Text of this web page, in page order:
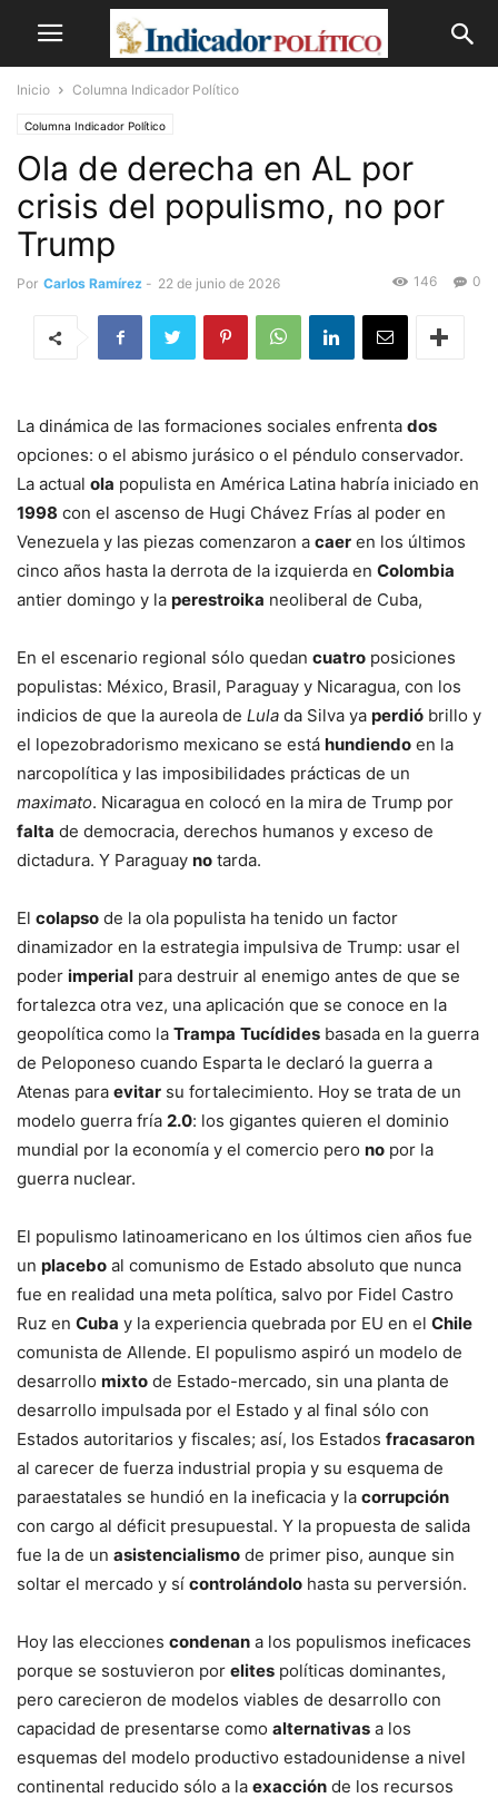
Inicio Columna Indicador Político
Columna Indicador Político
Ola de derecha en AL por
crisis del populismo, no por
Trump
Por Carlos Ramírez - 22 de junio de 2026 0
146
La dinámica de las formaciones sociales enfrenta dos
opciones: o el abismo jurásico o el péndulo conservador.
La actual ola populista en América Latina habría iniciado en
1998 con el ascenso de Hugi Chávez Frías al poder en
Venezuela y las piezas comenzaron a caer en los últimos
cinco años hasta la derrota de la izquierda en Colombia
antier domingo y la perestroika neoliberal de Cuba,
En el escenario regional sólo quedan cuatro posiciones
populistas: México, Brasil, Paraguay y Nicaragua, con los
indicios de que la aureola de Lula da Silva ya perdió brillo y
el lopezobradorismo mexicano se está hundiendo en la
narcopolítica y las imposibilidades prácticas de un
maximato. Nicaragua en colocó en la mira de Trump por
falta de democracia, derechos humanos y exceso de
dictadura. Y Paraguay no tarda.
El colapso de la ola populista ha tenido un factor
dinamizador en la estrategia impulsiva de Trump: usar el
poder imperial para destruir al enemigo antes de que se
fortalezca otra vez, una aplicación que se conoce en la
geopolítica como la Trampa Tucídides basada en la guerra
de Peloponeso cuando Esparta le declaró la guerra a
Atenas para evitar su fortalecimiento. Hoy se trata de un
modelo guerra fría 2.0: los gigantes quieren el dominio
mundial por la economía y el comercio pero no por la
guerra nuclear.
El populismo latinoamericano en los últimos cien años fue
un placebo al comunismo de Estado absoluto que nunca
fue en realidad una meta política, salvo por Fidel Castro
Ruz en Cuba y la experiencia quebrada por EU en el Chile
comunista de Allende. El populismo aspiró un modelo de
desarrollo mixto de Estado-mercado, sin una planta de
desarrollo impulsada por el Estado y al final sólo con
Estados autoritarios y fiscales; así, los Estados fracasaron
al carecer de fuerza industrial propia y su esquema de
paraestatales se hundió en la ineficacia y la corrupción
con cargo al déficit presupuestal. Y la propuesta de salida
fue la de un asistencialismo de primer piso, aunque sin
soltar el mercado y sí controlándolo hasta su perversión.
Hoy las elecciones condenan a los populismos ineficaces
porque se sostuvieron por elites políticas dominantes,
pero carecieron de modelos viables de desarrollo con
capacidad de presentarse como alternativas a los
esquemas del modelo productivo estadounidense a nivel
continental reducido sólo a la exacción de los recursos